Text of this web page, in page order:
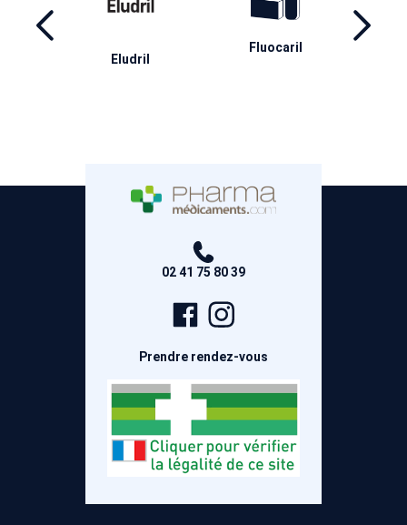
02 41 75 80 39
Page
Facebook
Prendre rendez-vous